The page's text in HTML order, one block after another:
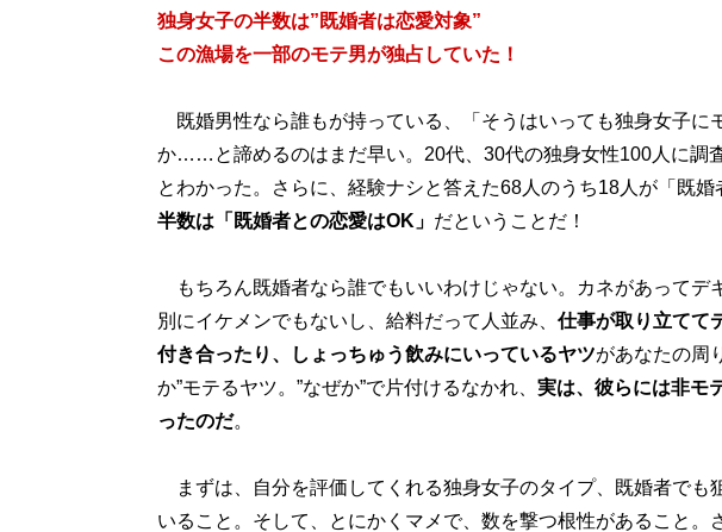
独身女子の半数は”既婚者は恋愛対象”
この漁場を一部のモテ男が独占していた！
既婚男性なら誰もが持っている、「そうはいっても独身女子に
か……と諦めるのはまだ早い。20代、30代の独身女性100人に調
とわかった。さらに、経験ナシと答えた68人のうち18人が「既婚
半数は「既婚者との恋愛はOK」 だということだ！
もちろん既婚者なら誰でもいいわけじゃない。カネがあってデ
別にイケメンでもないし、給料だって人並み、 仕事が取り立てて
付き合ったり、しょっちゅう飲みにいっているヤツがあなたの周
か”モテるヤツ。”なぜか”で片付けるなかれ、 実は、彼らには非モ
ったのだ。
まずは、自分を評価してくれる独身女子のタイプ、既婚者でも
いること。そして、とにかくマメで、数を撃つ根性があること。